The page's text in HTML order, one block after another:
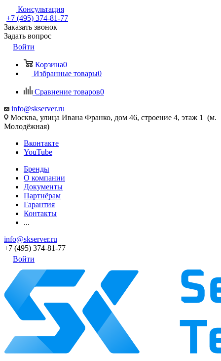
Консультация
+7 (495) 374-81-77
Заказать звонок
Задать вопрос
Войти
Корзина0
Избранные товары0
Сравнение товаров0
info@skserver.ru
Москва, улица Ивана Франко, дом 46, строение 4, этаж 1 (м.
Молодёжная)
Вконтакте
YouTube
Бренды
О компании
Документы
Партнёрам
Гарантия
Контакты
...
info@skserver.ru
+7 (495) 374-81-77
Войти